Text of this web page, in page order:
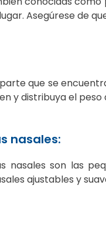
Asegúrese de
que se
y distribuya el peso
nasales:
nasales son las
ajustables y